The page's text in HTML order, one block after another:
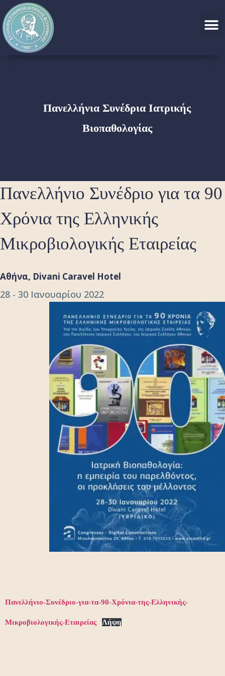
Πανελλήνια Συνέδρια Ιατρικής
Βιοπαθολογίας
Πανελλήνιο Συνέδριο για τα 90
Χρόνια της Ελληνικής
Μικροβιολογικής Εταιρείας
Αθήνα, Divani Caravel Hotel
28 - 30 Ιανουαρίου 2022
Πανελλήνιο-Συνέδριο-για-τα-90-Χρόνια-της-Ελληνικής-
Μικροβιολογικής-Εταιρείας Λήψη